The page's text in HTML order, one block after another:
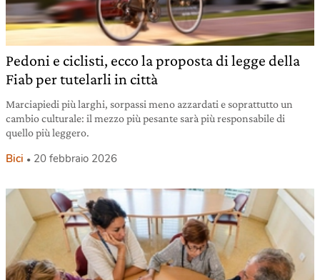
Pedoni e ciclisti, ecco la proposta di legge della
Fiab per tutelarli in città
Marciapiedi più larghi, sorpassi meno azzardati e soprattutto un
cambio culturale: il mezzo più pesante sarà più responsabile di
quello più leggero.
Bici 20 febbraio 2026